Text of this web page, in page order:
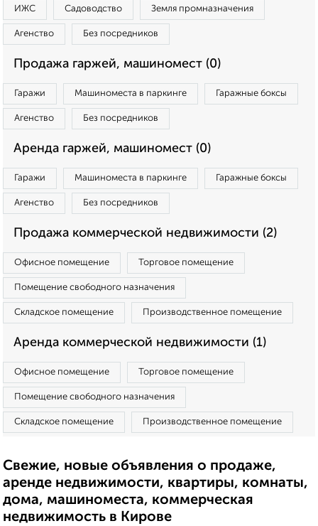
ИЖС Садоводство Земля промназначения
Агенство Без посредников
Продажа гаржей, машиномест (0)
Гаражи Машиноместа в паркинге Гаражные боксы
Агенство Без посредников
Аренда гаржей, машиномест (0)
Гаражи Машиноместа в паркинге Гаражные боксы
Агенство Без посредников
Продажа коммерческой недвижимости (2)
Офисное помещение Торговое помещение
Помещение свободного назначения
Складское помещение Производственное помещение
Аренда коммерческой недвижимости (1)
Офисное помещение Торговое помещение
Помещение свободного назначения
Складское помещение Производственное помещение
Свежие, новые объявления о продаже,
аренде недвижимости, квартиры, комнаты,
дома, машиноместа, коммерческая
недвижимость в Кирове